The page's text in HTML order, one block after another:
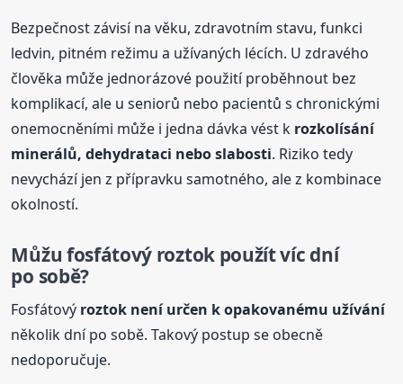
Bezpečnost závisí na věku, zdravotním stavu, funkci
ledvin, pitném režimu a užívaných lécích. U zdravého
člověka může jednorázové použití proběhnout bez
komplikací, ale u seniorů nebo pacientů s chronickými
onemocněními může i jedna dávka vést k rozkolísání
minerálů, dehydrataci nebo slabosti. Riziko tedy
nevychází jen z přípravku samotného, ale z kombinace
okolností.
Můžu fosfátový roztokpoužít víc dní
po sobě?
Fosfátový roztok není určen k opakovanému užívání
několik dní po sobě. Takový postup se obecně
nedoporučuje.